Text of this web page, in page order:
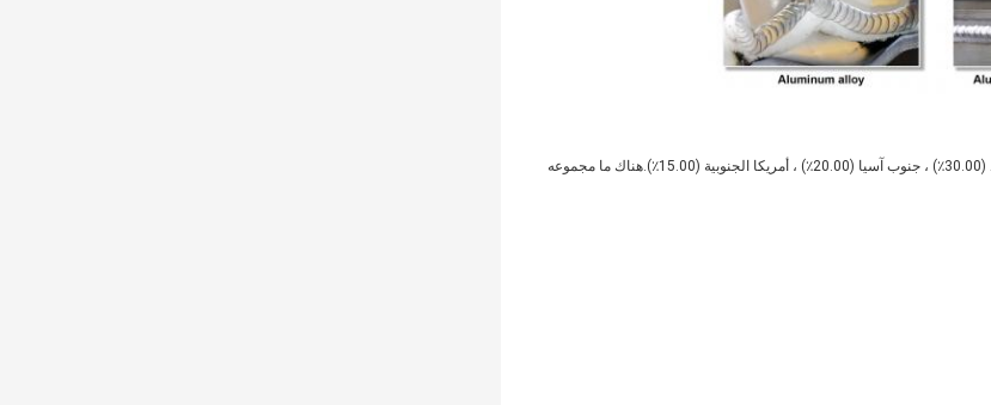
يقع مقرنا في قوانغدونغ ، الصين ، نبيع إلى جنوب شرق آسيا (35.00٪) ، الشرق الأوسط (30.00٪) ، جنوب آسيا (20.00٪) ، أمريكا الجنوبية (15.00٪).هناك ما مجموعه